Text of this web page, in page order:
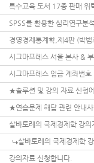
특수교육 도서 17종 판매 위
SPSS를 활용한 심리연구분
경영경제통계학,제4판 (박
시그마프레스 서울 본사 &
시그마프레스 입금 계좌번호
★솔루션 및 강의 자료 신청
★연습문제 해답 관련 안내
살바토레의 국제경제학 강의
살바토레의 국제경제학
강의자료 신청합니다.